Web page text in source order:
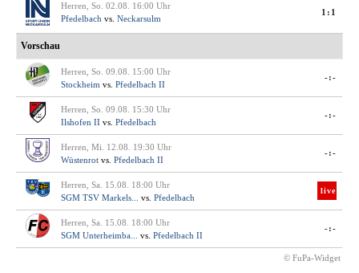
Herren, So. 02.08. 16:00 Uhr
Pfedelbach vs. Neckarsulm
1:1
Vorschau
Herren, So. 09.08. 15:00 Uhr
Stockheim vs. Pfedelbach II
-:-
Herren, So. 09.08. 15:30 Uhr
Ilshofen II vs. Pfedelbach
-:-
Herren, Mi. 12.08. 19:30 Uhr
Wüstenrot vs. Pfedelbach II
-:-
Herren, Sa. 15.08. 18:00 Uhr
SGM TSV Markels...
vs. Pfedelbach
live
Herren, Sa. 15.08. 18:00 Uhr
SGM Unterheimba...
vs. Pfedelbach II
-:-
© FuPa-Widget